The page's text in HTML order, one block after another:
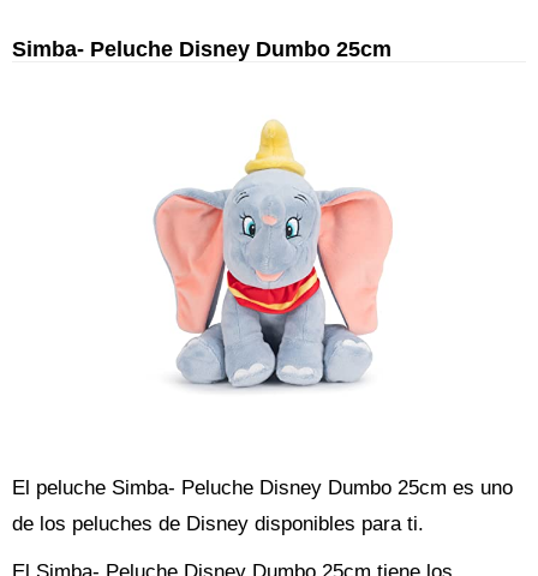
Simba- Peluche Disney Dumbo 25cm
El peluche Simba- Peluche Disney Dumbo 25cm es uno
de los peluches de Disney disponibles para ti.